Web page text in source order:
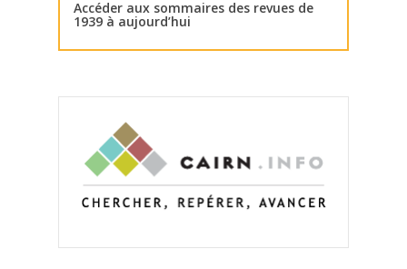
Accéder aux sommaires des revues de
1939 à aujourd’hui